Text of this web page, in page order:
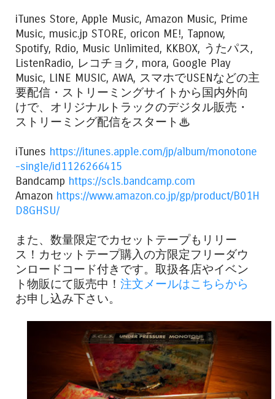
iTunes Store, Apple Music, Amazon Music, Prime
Music, music.jp STORE, oricon ME!, Tapnow,
Spotify, Rdio, Music Unlimited, KKBOX, うたパス,
ListenRadio, レコチョク, mora, Google Play
Music, LINE MUSIC, AWA, スマホでUSENなどの主
要配信・ストリーミングサイトから国内外向
けで、オリジナルトラックのデジタル販売・
ストリーミング配信をスタート♨
iTunes https://itunes.apple.com/jp/album/monotone
-single/id1126266415
Bandcamp https://scls.bandcamp.com
Amazon https://www.amazon.co.jp/gp/product/B01H
D8GHSU/
また、数量限定でカセットテープもリリー
ス！カセットテープ購入の方限定フリーダウ
ンロードコード付きです。取扱各店やイベン
ト物販にて販売中！ 注文メールはこちらから
お申し込み下さい。